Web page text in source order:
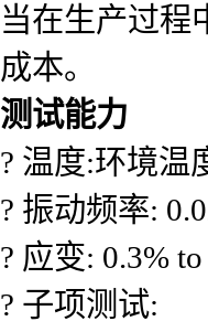
当在生产过程
成本。
测试能力
? 温度:环境温
? 振动频率:
? 应变: 0.3%
? 子项测试: